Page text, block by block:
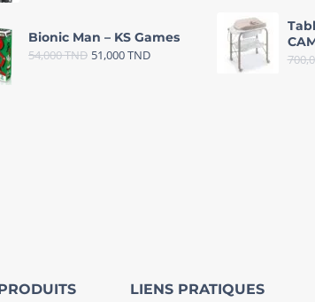
Bionic Man – KS Games
54,000TND 51,000TND
LIENS PRATIQUES